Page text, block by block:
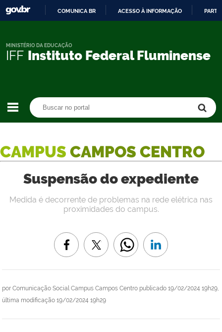
CONTEÚDO
COMUNICA BR ACESSO À INFORMAÇÃO
IFF Instituto Federal Fluminense
MINISTÉRIO DA EDUCAÇÃO
CAMPUS CAMPOS CENTRO
Suspensão do expediente
por Comunicação Social Campus Campos Centro publicado 19/02/2024 19h29,
última modificação 19/02/2024 19h29
Medida é decorrente de problemas na rede elétrica nas
proximidades do campus.